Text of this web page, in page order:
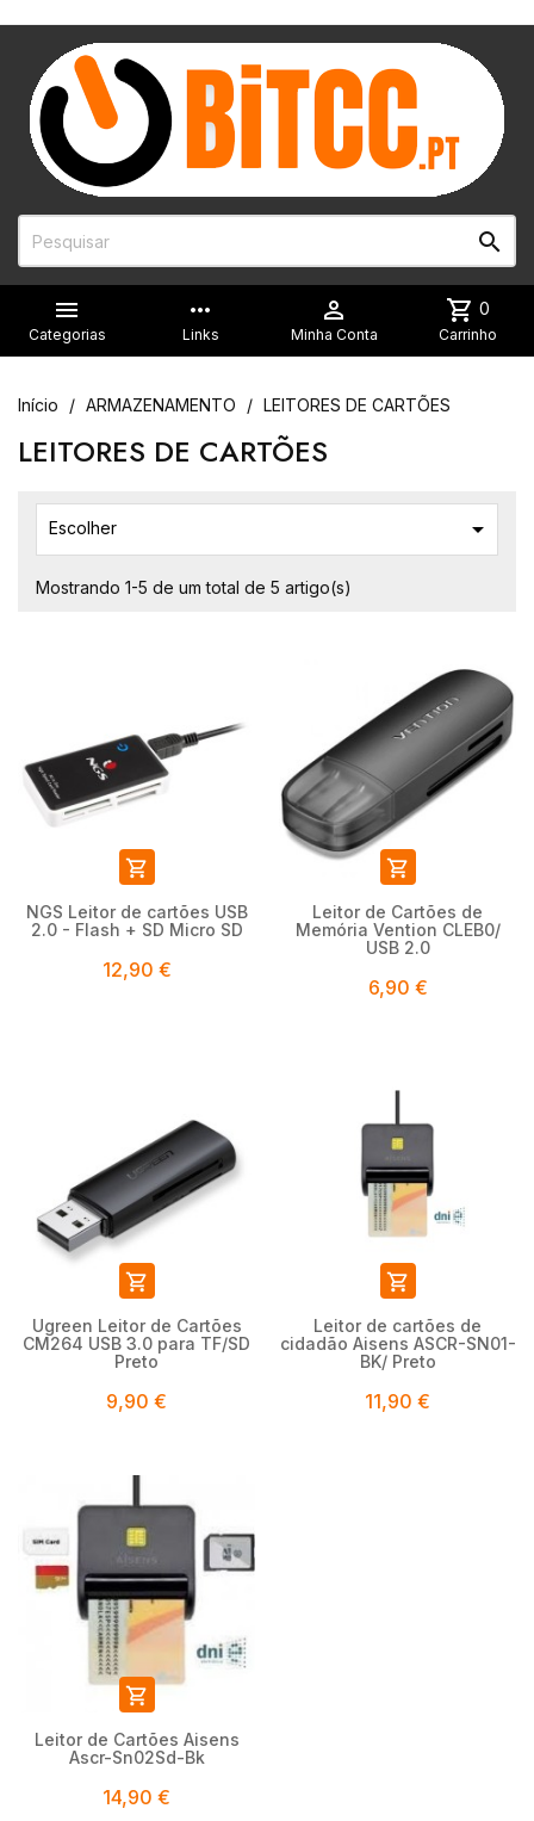


Categorias
more_horiz
Links

Minha Conta
shopping_cart 0
Carrinho
Início ARMAZENAMENTO LEITORES DE CARTÕES
LEITORES DE CARTÕES
Escolher 
Mostrando 1-5 de um total de 5 artigo(s)

NGS Leitor de cartões USB
2.0 - Flash + SD Micro SD
12,90 €

Leitor de Cartões de
Memória Vention CLEB0/
USB 2.0
6,90 €

Ugreen Leitor de Cartões
CM264 USB 3.0 para TF/SD
Preto
9,90 €

Leitor de cartões de
cidadão Aisens ASCR-SN01-
BK/ Preto
11,90 €

Leitor de Cartões Aisens
Ascr-Sn02Sd-Bk
14,90 €